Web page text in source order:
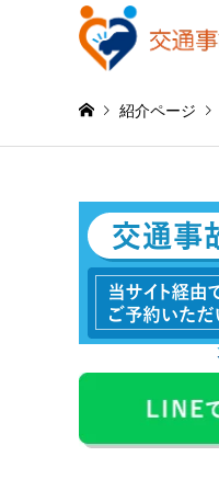
紹介ページ